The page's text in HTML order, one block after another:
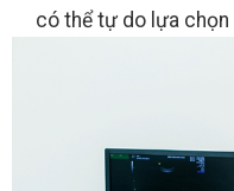
có thể tự do lựa chọn